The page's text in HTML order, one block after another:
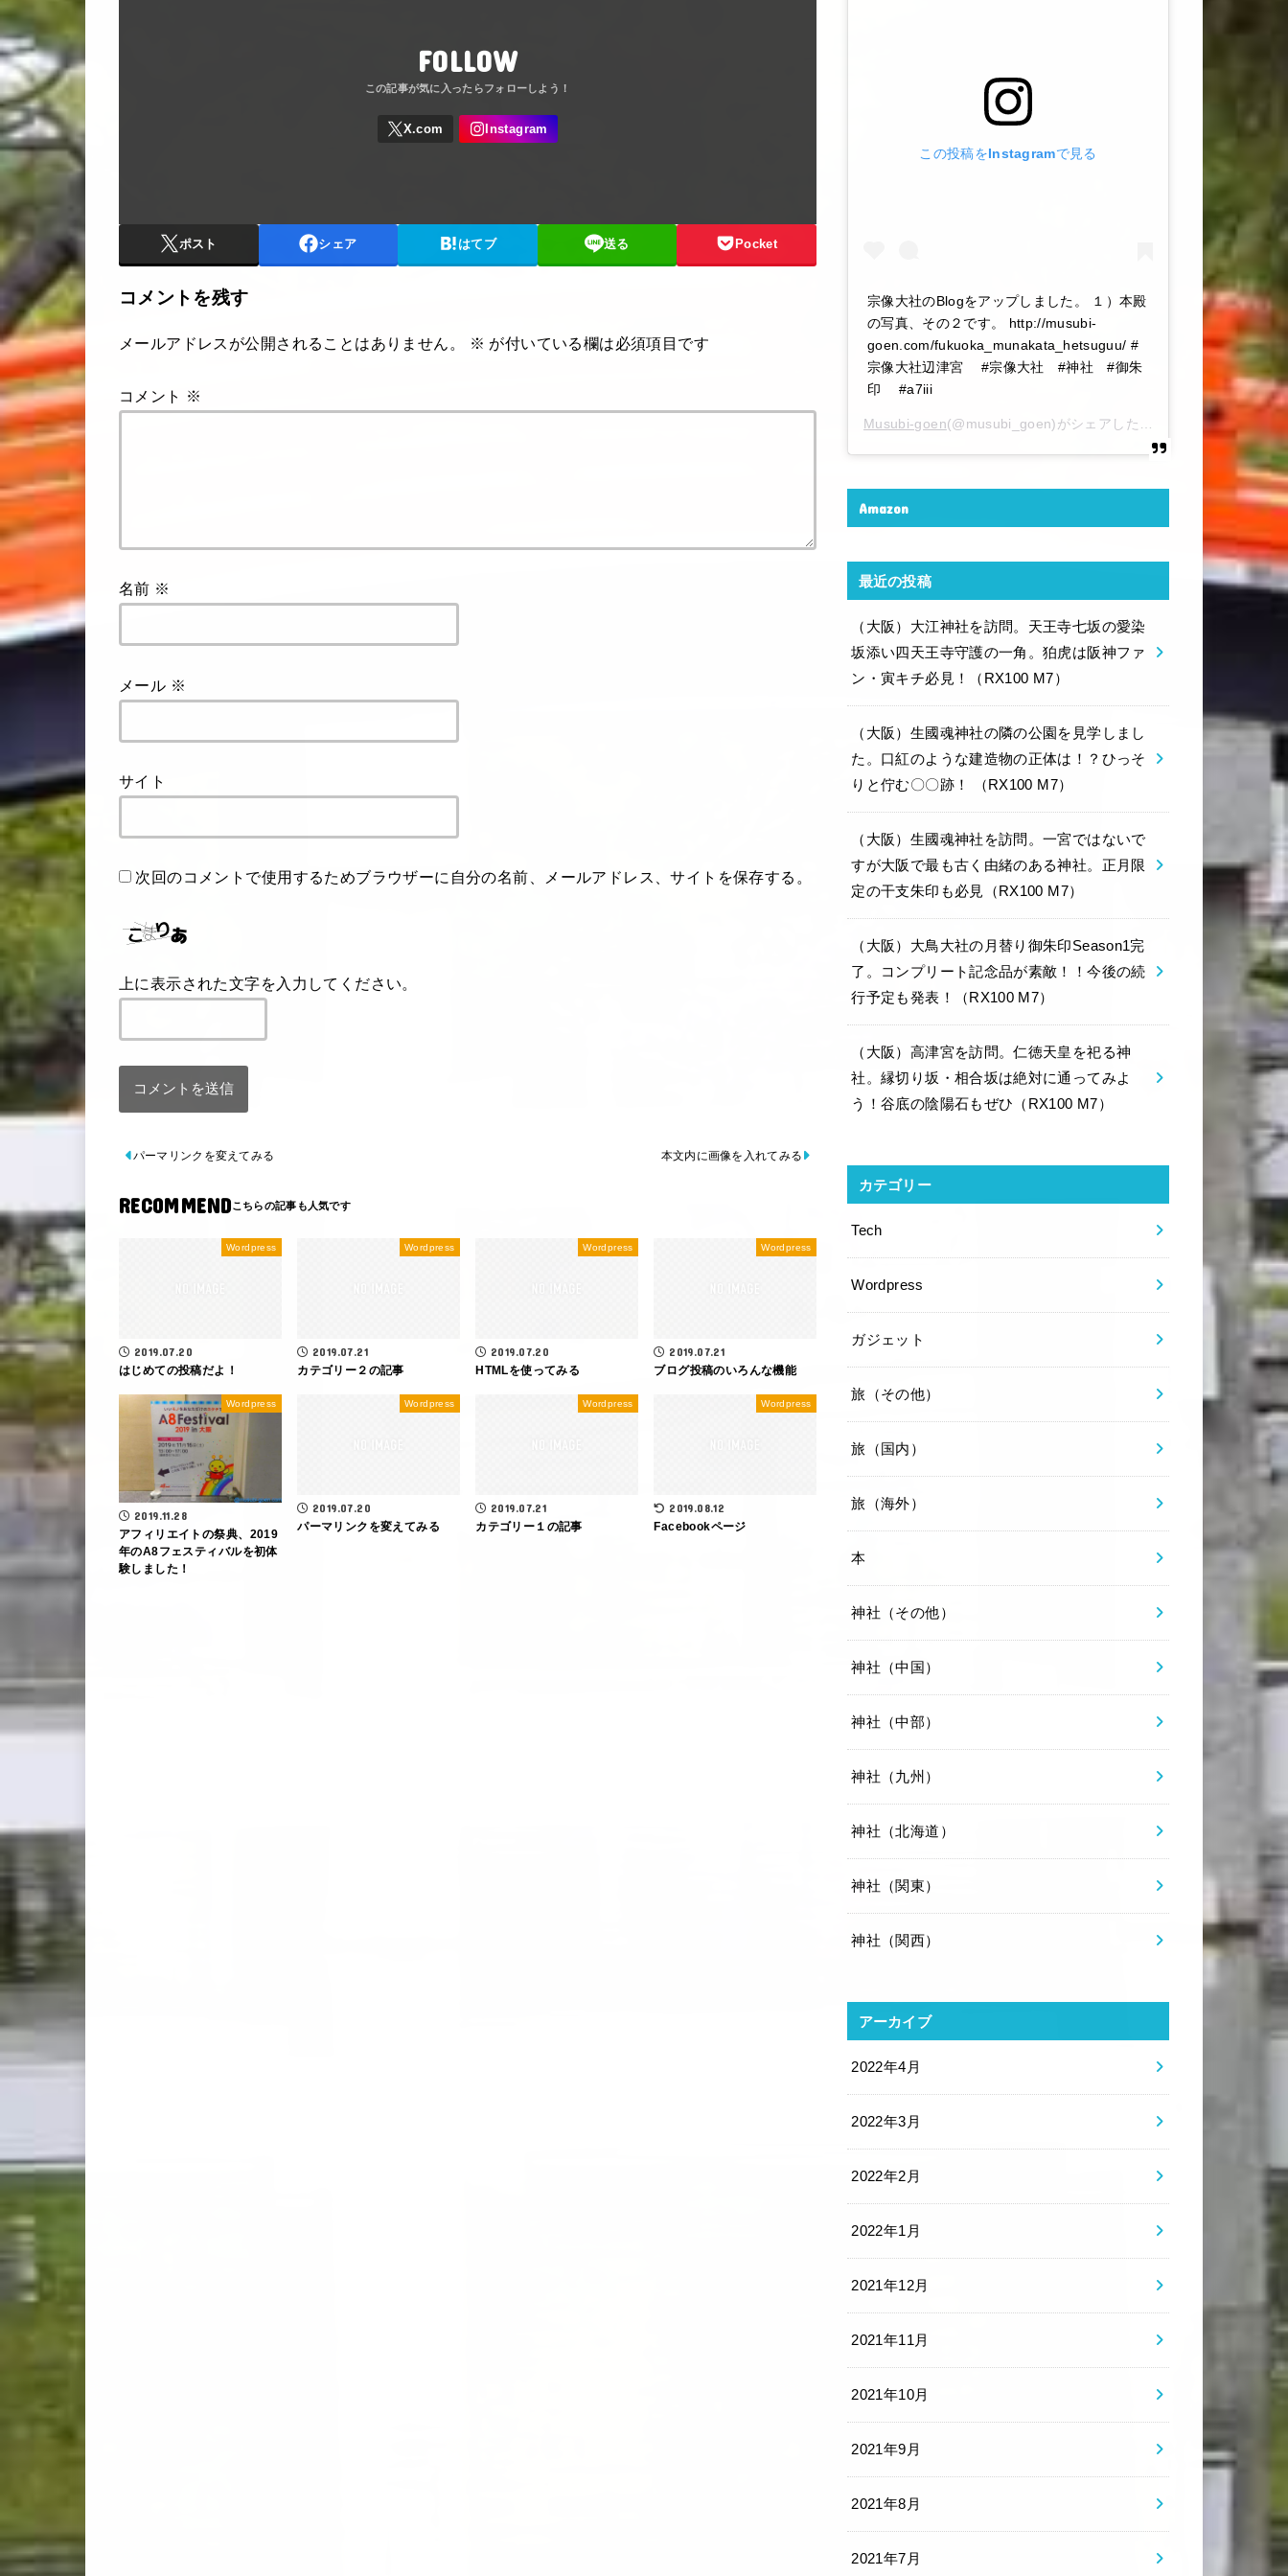
FOLLOW
ポスト シェア はてブ 送る Pocket
コメントを残す
メールアドレスが公開されることはありません。 ※ が付いている欄は必須項目です
コメント ※
名前 ※
メール ※
サイト
次回のコメントで使用するためブラウザーに自分の名前、メールアドレス、サイトを保存する。
上に表示された文字を入力してください。
パーマリンクを変えてみる 本文内に画像を入れてみる
RECOMMEND
Wordpress
2019.07.20
はじめての投稿だよ！
Wordpress
2019.07.21
カテゴリー２の記事
Wordpress
2019.07.20
HTMLを使ってみる
Wordpress
2019.07.21
ブログ投稿のいろんな機能
Wordpress
2019.11.28
アフィリエイトの祭典、2019
年のA8フェスティバルを初体
験しました！
Wordpress
2019.07.20
パーマリンクを変えてみる
Wordpress
2019.07.21
カテゴリー１の記事
Wordpress
2019.08.12
Facebookページ
この投稿をInstagramで見る
宗像大社のBlogをアップしました。 １）本殿
の写真、その２です。 http://musubi-
goen.com/fukuoka_munakata_hetsuguu/ #
宗像大社辺津宮 #宗像大社 #神社 #御朱
印 #a7iii
Musubi-goen(@musubi_goen)がシェアした投稿 – 2020年 6月月6
Amazon
最近の投稿
（大阪）大江神社を訪問。天王寺七坂の愛染
坂添い四天王寺守護の一角。狛虎は阪神ファ
ン・寅キチ必見！（RX100 M7）
（大阪）生國魂神社の隣の公園を見学しまし
た。口紅のような建造物の正体は！？ひっそ
りと佇む〇〇跡！ （RX100 M7）
（大阪）生國魂神社を訪問。一宮ではないで
すが大阪で最も古く由緒のある神社。正月限
定の干支朱印も必見（RX100 M7）
（大阪）大鳥大社の月替り御朱印Season1完
了。コンプリート記念品が素敵！！今後の続
行予定も発表！（RX100 M7）
（大阪）高津宮を訪問。仁徳天皇を祀る神
社。縁切り坂・相合坂は絶対に通ってみよ
う！谷底の陰陽石もぜひ（RX100 M7）
カテゴリー
Tech
Wordpress
ガジェット
旅（その他）
旅（国内）
旅（海外）
本
神社（その他）
神社（中国）
神社（中部）
神社（九州）
神社（北海道）
神社（関東）
神社（関西）
アーカイブ
2022年4月
2022年3月
2022年2月
2022年1月
2021年12月
2021年11月
2021年10月
2021年9月
2021年8月
2021年7月